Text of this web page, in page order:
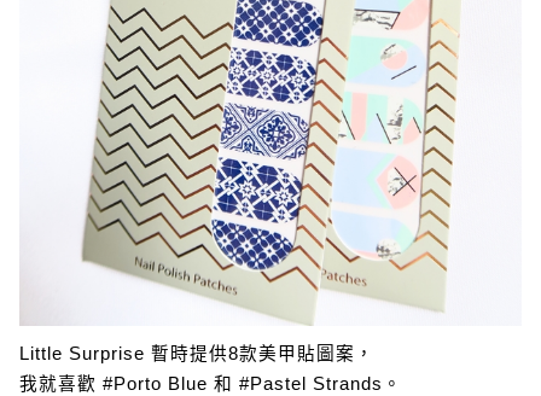
Little Surprise 暫時提供8款美甲貼圖案，
我就喜歡 #Porto Blue 和 #Pastel Strands。